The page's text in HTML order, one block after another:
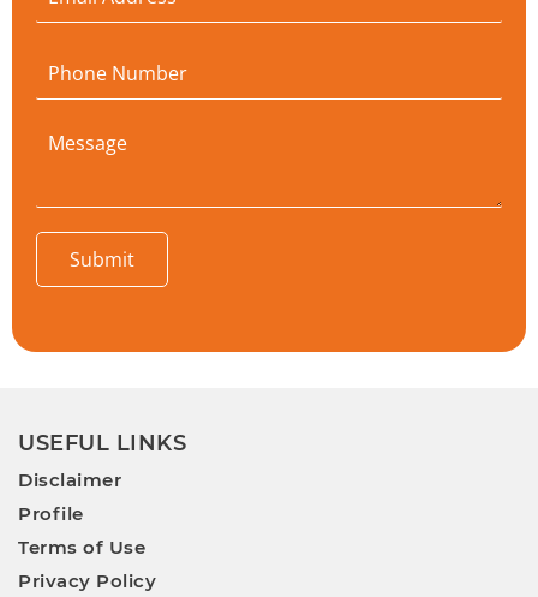
Submit
USEFUL LINKS
Disclaimer
Profile
Terms of Use
Privacy Policy